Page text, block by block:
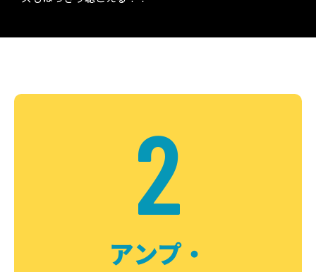
2
アンプ・